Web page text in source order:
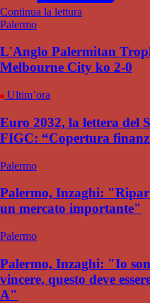
Continua la lettura
Palermo
L'Anglo Palermitan
Melbourne City ko 2-0
Ultim’ora
Euro 2032, la lettera del
FIGC: “Copertura
Palermo
Palermo, Inzaghi:
un mercato importante"
Palermo
Palermo, Inzaghi: "Io
vincere, questo deve
A"